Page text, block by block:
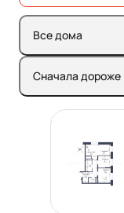
Все дома
Сначала дороже